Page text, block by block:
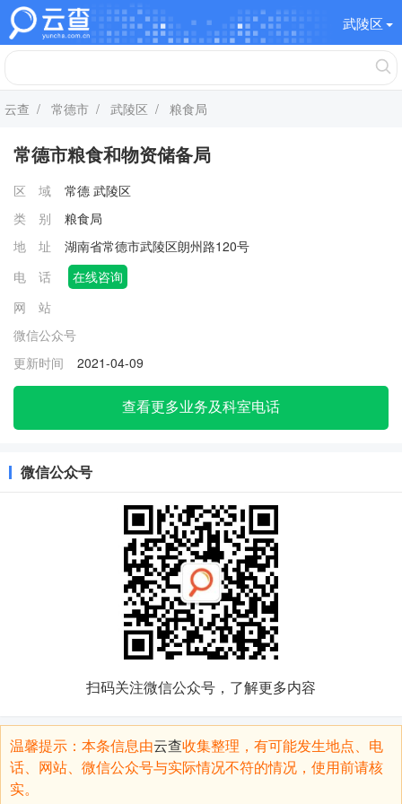
武陵区
云查 / 常德市 / 武陵区 / 粮食局
常德市粮食和物资储备局
区 域 常德 武陵区
类 别
粮食局
地 址
湖南省常德市武陵区朗州路120号
电 话
在线咨询
网 站
微信公众号
更新时间
2021-04-09
查看更多业务及科室电话
微信公众号
扫码关注微信公众号，了解更多内容
温馨提示：本条信息由云查收集整理，有可能发生地点、电
话、网站、微信公众号与实际情况不符的情况，使用前请核
实。